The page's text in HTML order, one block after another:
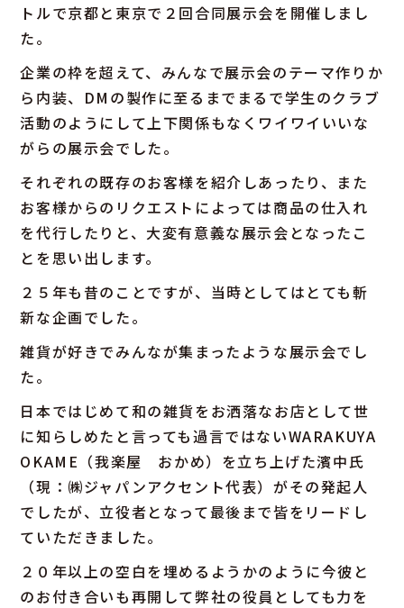
トルで京都と東京で２回合同展示会を開催しまし
た。
企業の枠を超えて、みんなで展示会のテーマ作りか
ら内装、DMの製作に至るまでまるで学生のクラブ
活動のようにして上下関係もなくワイワイいいな
がらの展示会でした。
それぞれの既存のお客様を紹介しあったり、また
お客様からのリクエストによっては商品の仕入れ
を代行したりと、大変有意義な展示会となったこ
とを思い出します。
２５年も昔のことですが、当時としてはとても斬
新な企画でした。
雑貨が好きでみんなが集まったような展示会でし
た。
日本ではじめて和の雑貨をお洒落なお店として世
に知らしめたと言っても過言ではないWARAKUYA
OKAME（我楽屋 おかめ）を立ち上げた濱中氏
（現：㈱ジャパンアクセント代表）がその発起人
でしたが、立役者となって最後まで皆をリードし
ていただきました。
２０年以上の空白を埋めるようかのように今彼と
のお付き合いも再開して弊社の役員としても力を